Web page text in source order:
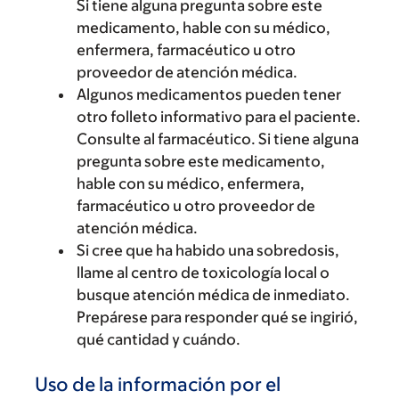
Si tiene alguna pregunta sobre este
medicamento, hable con su médico,
enfermera, farmacéutico u otro
proveedor de atención médica.
Algunos medicamentos pueden tener
otro folleto informativo para el paciente.
Consulte al farmacéutico. Si tiene alguna
pregunta sobre este medicamento,
hable con su médico, enfermera,
farmacéutico u otro proveedor de
atención médica.
Si cree que ha habido una sobredosis,
llame al centro de toxicología local o
busque atención médica de inmediato.
Prepárese para responder qué se ingirió,
qué cantidad y cuándo.
Uso de la información por el